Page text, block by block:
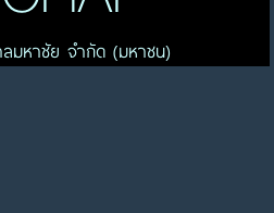
มหาชัย จำกัด (มหาชน)